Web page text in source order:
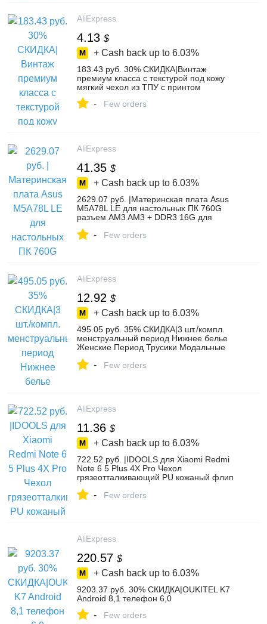
AliExpress
4.13 $
+ Cash back up to 6.03%
183.43 руб. 30% СКИДКА|Винтаж
премиум класса с текстурой под кожу
мягкий чехол из ТПУ с принтом
- Few orders
AliExpress
41.35 $
+ Cash back up to 6.03%
2629.07 руб. |Материнская плата Asus
M5A78L LE для настольных ПК 760G
разъем AM3 AM3 + DDR3 16G для
оригинальная подержанная
- Few orders
AliExpress
12.92 $
+ Cash back up to 6.03%
495.05 руб. 35% СКИДКА|3 шт./компл.
менструальный период Нижнее белье
Женские Период Трусики Модальные
непротекаемые трусики женские трусы-
- Few orders
AliExpress
11.36 $
+ Cash back up to 6.03%
722.52 руб. |IDOOLS для Xiaomi Redmi
Note 6 5 Plus 4X Pro Чехол
грязеотталкивающий PU кожаный флип
Redmi Note 4 6A-in Чехлы-книжки from
- Few orders
AliExpress
220.57 $
+ Cash back up to 6.03%
9203.37 руб. 30% СКИДКА|OUKITEL K7
Android 8,1 телефон 6,0
- Few orders